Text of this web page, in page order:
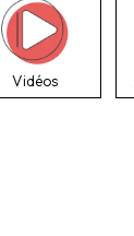
Vidéos